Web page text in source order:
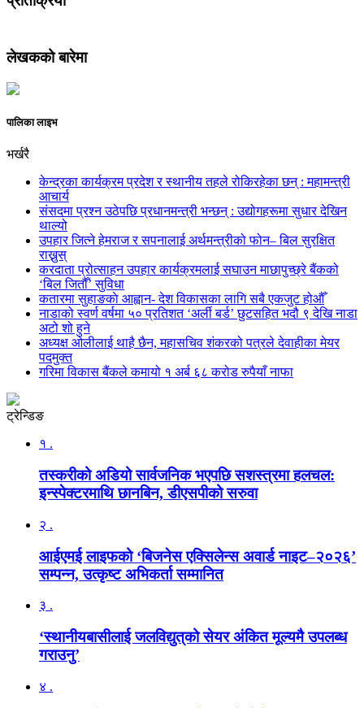
लेखकको बारेमा
पालिका लाइभ
भर्खरै
केन्द्रका कार्यक्रम प्रदेश र स्थानीय तहले रोकिरहेका छन् : महामन्त्री
आचार्य
संसदमा प्रश्न उठेपछि प्रधानमन्त्री भन्छन् : उद्योगहरूमा सुधार देखिन
थाल्यो
उपहार जित्ने हेमराज र सपनालाई अर्थमन्त्रीको फोन– बिल सुरक्षित
राख्नुस्
करदाता प्रोत्साहन उपहार कार्यक्रमलाई सघाउन माछापुच्छ्रे बैंकको
‘बिल जितौँ’ सुविधा
कतारमा सुहाङकाे आह्वान- देश विकासका लागि सबै एकजुट होऔँ
नाडाको स्वर्ण वर्षमा ५० प्रतिशत ‘अर्ली बर्ड’ छुटसहित भदौ ९ देखि नाडा
अटो शो हुने
अध्यक्ष ओलीलाई थाहै छैन, महासचिव शंकरको पत्रले देवाहीका मेयर
पदमुक्त
गरिमा विकास बैंकले कमायो १ अर्ब ६८ करोड रुपैयाँ नाफा
ट्रेन्डिङ
१ .
तस्करीको अडियो सार्वजनिक भएपछि सशस्त्रमा हलचल:
इन्स्पेक्टरमाथि छानबिन, डीएसपीको सरुवा
२ .
आईएमई लाइफको ‘बिजनेस एक्सिलेन्स अवार्ड नाइट–२०२६’
सम्पन्न, उत्कृष्ट अभिकर्ता सम्मानित
३ .
‘स्थानीयबासीलाई जलविद्युत्‌को सेयर अंकित मूल्यमै उपलब्ध
गराउनु’
४ .